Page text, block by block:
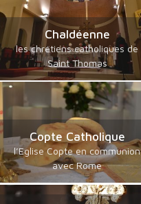
Chaldéenne
les chrétiens catholiques de
Saint Thomas
Copte Catholique
l’Eglise Copte en communion
avec Rome